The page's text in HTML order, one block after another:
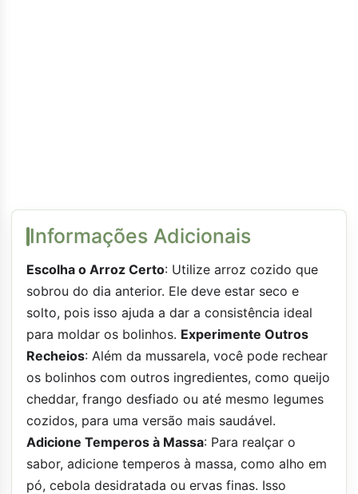
Informações Adicionais
Escolha o Arroz Certo: Utilize arroz cozido que
sobrou do dia anterior. Ele deve estar seco e
solto, pois isso ajuda a dar a consistência ideal
para moldar os bolinhos. Experimente Outros
Recheios: Além da mussarela, você pode rechear
os bolinhos com outros ingredientes, como queijo
cheddar, frango desfiado ou até mesmo legumes
cozidos, para uma versão mais saudável.
Adicione Temperos à Massa: Para realçar o
sabor, adicione temperos à massa, como alho em
pó, cebola desidratada ou ervas finas. Isso